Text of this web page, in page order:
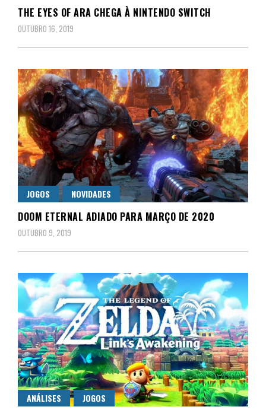
THE EYES OF ARA CHEGA À NINTENDO SWITCH
OUTUBRO 16, 2019
JOGOS NOVIDADES
DOOM ETERNAL ADIADO PARA MARÇO DE 2020
OUTUBRO 9, 2019
ANÁLISES JOGOS